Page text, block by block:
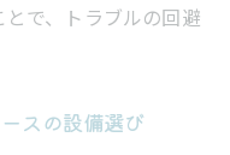
で、トラブルの回避
スの設備選び